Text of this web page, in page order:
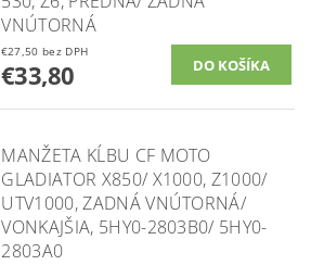
VNÚTORNÁ
€27,50 bez DPH
€33,80
MANŽETA KĹBU CF MOTO
GLADIATOR X850/ X1000, Z1000/
UTV1000, ZADNÁ VNÚTORNÁ/
VONKAJŠIA, 5HY0-2803B0/ 5HY0-
2803A0